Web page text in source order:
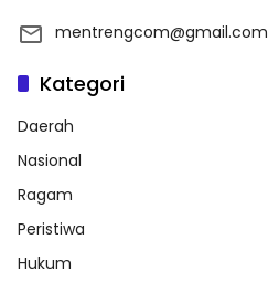
mentrengcom@gmail.com
Kategori
Daerah
Nasional
Ragam
Peristiwa
Hukum